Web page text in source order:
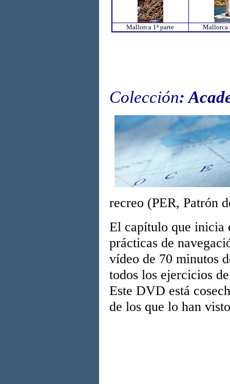
Mallorca 1ª parte Mallorca
Colección:
recreo (PER, Patrón
El capítulo que inicia
prácticas de
vídeo de 70 minutos
todos los ejercicios
Este DVD está
de los que lo han